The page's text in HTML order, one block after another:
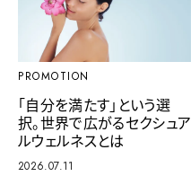
PROMOTION
「自分を満たす」という選
択。世界で広がるセクシュア
ルウェルネスとは
2026.07.11